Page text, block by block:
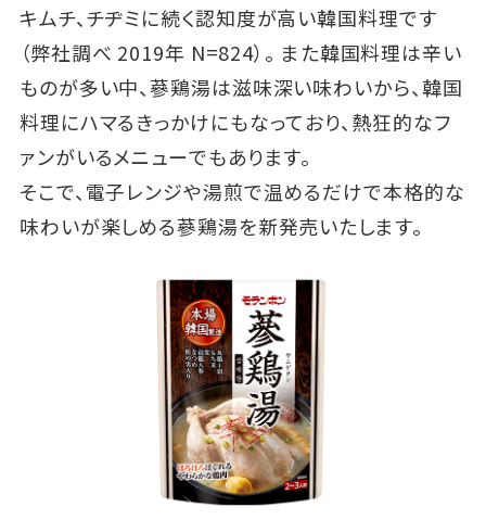
キムチ、チヂミに続く認知度が高い韓国料理です
（弊社調べ 2019年 N=824）。 また韓国料理は辛い
ものが多い中、蔘鶏湯は滋味深い味わいから、韓国
料理にハマるきっかけにもなっており、熱狂的なフ
ァンがいるメニューでもあります。
そこで、電子レンジや湯煎で温めるだけで本格的な
味わいが楽しめる蔘鶏湯を新発売いたします。